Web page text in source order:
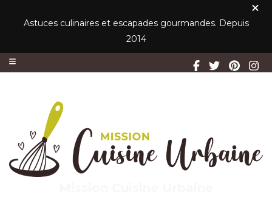
Astuces culinaires et escapades gourmandes. Depuis
2014